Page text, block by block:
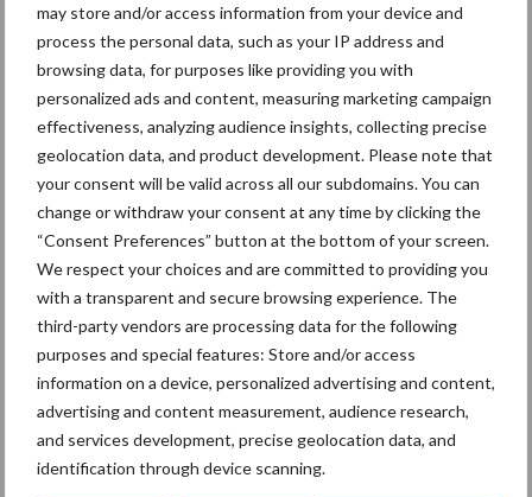
may store and/or access information from your device and
process the personal data, such as your IP address and
browsing data, for purposes like providing you with
personalized ads and content, measuring marketing campaign
effectiveness, analyzing audience insights, collecting precise
geolocation data, and product development. Please note that
your consent will be valid across all our subdomains. You can
change or withdraw your consent at any time by clicking the
“Consent Preferences” button at the bottom of your screen.
We respect your choices and are committed to providing you
with a transparent and secure browsing experience. The
third-party vendors are processing data for the following
purposes and special features: Store and/or access
information on a device, personalized advertising and content,
advertising and content measurement, audience research,
and services development, precise geolocation data, and
identification through device scanning.
Vlaamse agrohandel op
recordniveau, maar
aardappelsector voelt druk
op exportmarkt
Meer lezen over:
Maak uw keuze